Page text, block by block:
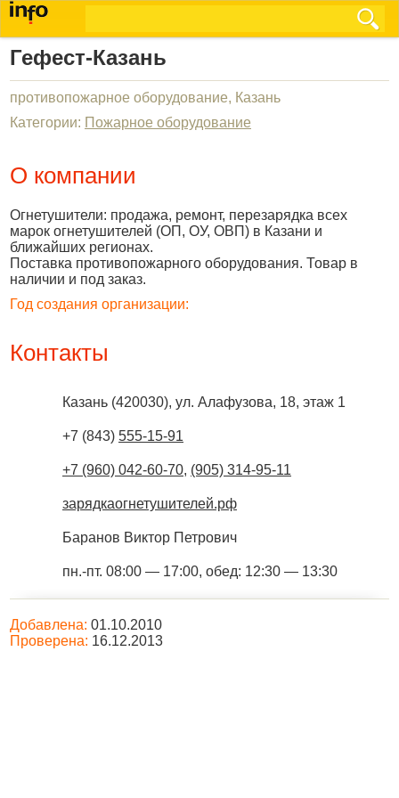
Гефест-Казань
противопожарное оборудование, Казань
Категории: Пожарное оборудование
О компании
Огнетушители: продажа, ремонт, перезарядка всех
марок огнетушителей (ОП, ОУ, ОВП) в Казани и
ближайших регионах.
Поставка противопожарного оборудования. Товар в
наличии и под заказ.
Год создания организации:
Контакты
Казань (420030), ул. Алафузова, 18, этаж 1
+7 (843) 555-15-91
+7 (960) 042-60-70, (905) 314-95-11
зарядкаогнетушителей.рф
Баранов Виктор Петрович
пн.-пт. 08:00 — 17:00, обед: 12:30 — 13:30
Добавлена: 01.10.2010
Проверена: 16.12.2013